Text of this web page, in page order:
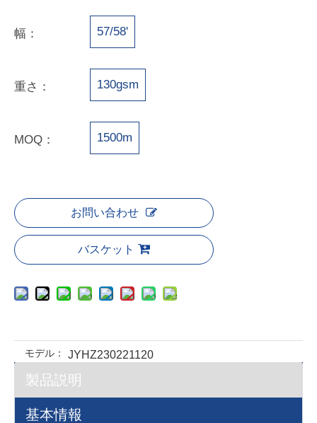
幅： 57/58'
重さ： 130gsm
MOQ： 1500m
お問い合わせ
バスケット
モデル： JYHZ230221120
製品説明
基本情報